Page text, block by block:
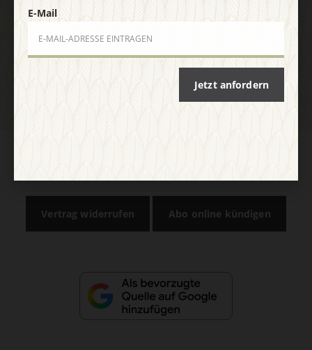
Vertrag widerrufen Abo online kündigen
E-Mail
Jetzt anfordern